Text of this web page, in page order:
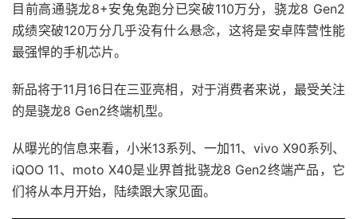
目前高通骁龙8+安兔兔跑分已突破110万分，骁龙8 Gen2
成绩突破120万分几乎没有什么悬念，这将是安卓阵营性能
最强悍的手机芯片。
新品将于11月16日在三亚亮相，对于消费者来说，最受关注
的是骁龙8 Gen2终端机型。
从曝光的信息来看，小米13系列、一加11、vivo X90系列、
iQOO 11、moto X40是业界首批骁龙8 Gen2终端产品，它
们将从本月开始，陆续跟大家见面。